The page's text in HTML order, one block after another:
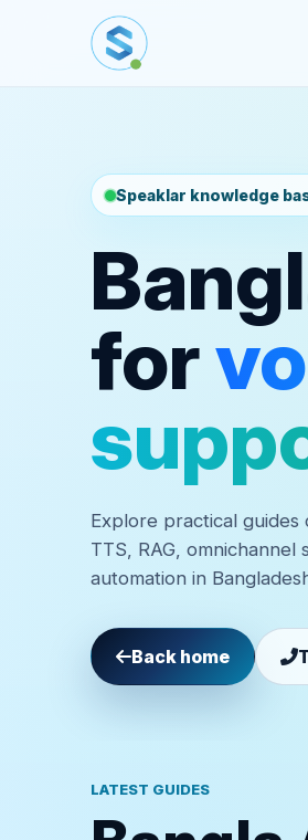
Speaklar knowledge
for
Explore practical guides
TTS, RAG,
automation in
Back home
LATEST GUIDES